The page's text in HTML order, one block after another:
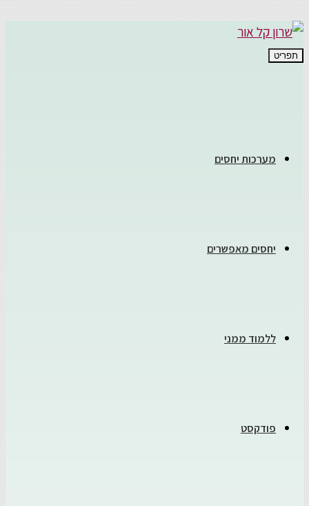
תפריט
מערכות יחסים
יחסים מאפשרים
ללמוד ממני
פודקסט